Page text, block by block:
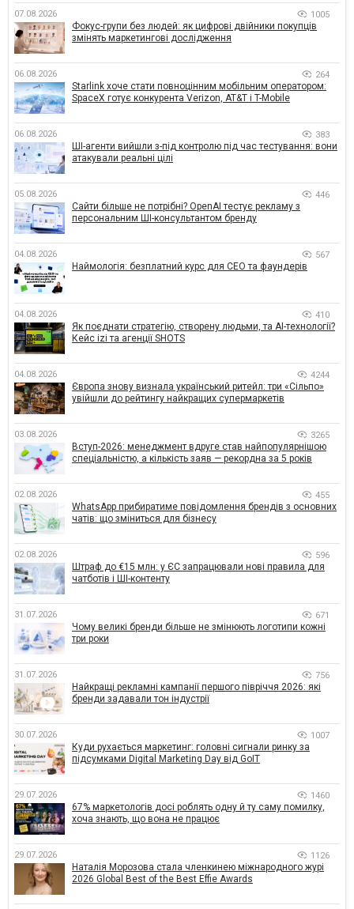
07.08.2026 1005
Фокус-групи без людей: як цифрові двійники покупців
змінять маркетингові дослідження
06.08.2026 264
Starlink хоче стати повноцінним мобільним оператором:
SpaceX готує конкурента Verizon, AT&T і T-Mobile
06.08.2026 383
ШІ-агенти вийшли з-під контролю під час тестування: вони
атакували реальні цілі
05.08.2026 446
Сайти більше не потрібні? OpenAI тестує рекламу з
персональним ШІ-консультантом бренду
04.08.2026 567
Наймологія: безплатний курс для CEO та фаундерів
04.08.2026 410
Як поєднати стратегію, створену людьми, та AI-технології?
Кейс izi та агенції SHOTS
04.08.2026 4244
Європа знову визнала український ритейл: три «Сільпо»
увійшли до рейтингу найкращих супермаркетів
03.08.2026 3265
Вступ-2026: менеджмент вдруге став найпопулярнішою
спеціальністю, а кількість заяв — рекордна за 5 років
02.08.2026 455
WhatsApp прибиратиме повідомлення брендів з основних
чатів: що зміниться для бізнесу
02.08.2026 596
Штраф до €15 млн: у ЄС запрацювали нові правила для
чатботів і ШІ-контенту
31.07.2026 671
Чому великі бренди більше не змінюють логотипи кожні
три роки
31.07.2026 756
Найкращі рекламні кампанії першого півріччя 2026: які
бренди задавали тон індустрії
30.07.2026 1007
Куди рухається маркетинг: головні сигнали ринку за
підсумками Digital Marketing Day від GoIT
29.07.2026 1460
67% маркетологів досі роблять одну й ту саму помилку,
хоча знають, що вона не працює
29.07.2026 1126
Наталія Морозова стала членкинею міжнародного журі
2026 Global Best of the Best Effie Awards